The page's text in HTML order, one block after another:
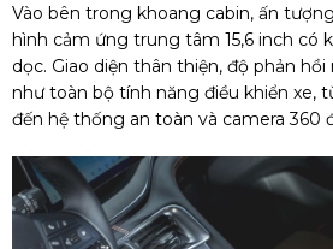
Vào bên trong khoang cabin, ấn
hình cảm ứng trung tâm 15,6 inch có
dọc. Giao diện thân thiện, độ phản
như toàn bộ tính năng điều khiển xe,
đến hệ thống an toàn và camera 360